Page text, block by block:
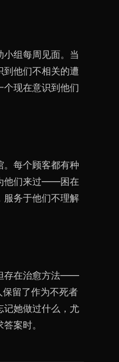
组每周见面。当
到他们不相关的遭
现在意识到他们
。每个顾客都有种
他们来过——困在
服务于他们不理解
存在治愈方法——
保留了作为不死者
记她做过什么，尤
案时。